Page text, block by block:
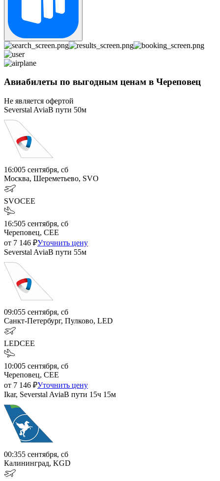
Авиабилеты по выгодным ценам в Череповец
Не является офертой
Severstal AviaВ пути 50м
16:005 сентября, сб
Москва, Шереметьево, SVO
SVOCEE
16:505 сентября, сб
Череповец, CEE
от 7 146 ₽Уточнить цену
Severstal AviaВ пути 55м
09:055 сентября, сб
Санкт-Петербург, Пулково, LED
LEDCEE
10:005 сентября, сб
Череповец, CEE
от 7 146 ₽Уточнить цену
Ikar, Severstal AviaВ пути 15ч 15м
00:355 сентября, сб
Калининград, KGD